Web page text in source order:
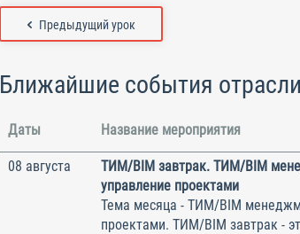
Предыдущий урок
Ближайшие события отрасли
Даты Название мероприятия
08 августа
ТИМ/BIM завтрак. ТИМ/BIM
управление проектами
Тема месяца - ТИМ/BIM
проектами. ТИМ/BIM завтрак -